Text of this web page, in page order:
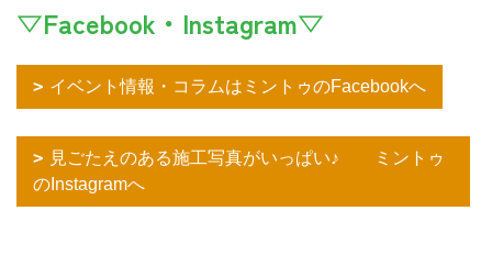
▽Facebook・Instagram▽
イベント情報・コラムはミントゥのFacebookへ
見ごたえのある施工写真がいっぱい♪ ミントゥ
のInstagramへ